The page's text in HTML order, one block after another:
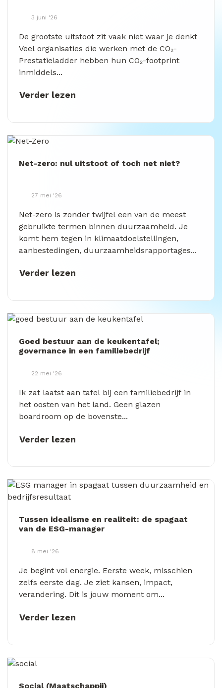
3 juni '26
De grootste uitstoot zit vaak niet waar je denkt
Veel organisaties die werken met de CO₂-
Prestatieladder hebben hun CO₂-footprint
inmiddels...
Verder lezen
Net-zero: nul uitstoot of toch net niet?
27 mei '26
Net-zero is zonder twijfel een van de meest
gebruikte termen binnen duurzaamheid. Je
komt hem tegen in klimaatdoelstellingen,
aanbestedingen, duurzaamheidsrapportages...
Verder lezen
Goed bestuur aan de keukentafel;
governance in een familiebedrijf
22 mei '26
Ik zat laatst aan tafel bij een familiebedrijf in
het oosten van het land. Geen glazen
boardroom op de bovenste...
Verder lezen
Tussen idealisme en realiteit: de spagaat
van de ESG-manager
8 mei '26
Je begint vol energie. Eerste week, misschien
zelfs eerste dag. Je ziet kansen, impact,
verandering. Dit is jouw moment om...
Verder lezen
Social (Maatschappij)